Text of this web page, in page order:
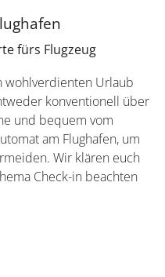
fürs Flugzeug
wohlverdienten Urlaub
konventionell
und bequem vom
am Flughafen, um
Wir klären euch
Check-in beachten